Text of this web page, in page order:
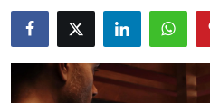
Reklam və elan
Biz kimik?